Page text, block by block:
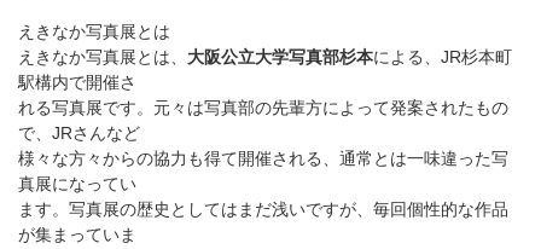
えきなか写真展とは
えきなか写真展とは、 大阪公立大学写真部杉本による、JR杉本町
駅構内で開催さ
れる写真展です。元々は写真部の先輩方によって発案されたもの
で、JRさんなど
様々な方々からの協力も得て開催される、通常とは一味違った写
真展になってい
ます。写真展の歴史としてはまだ浅いですが、毎回個性的な作品
が集まっていま